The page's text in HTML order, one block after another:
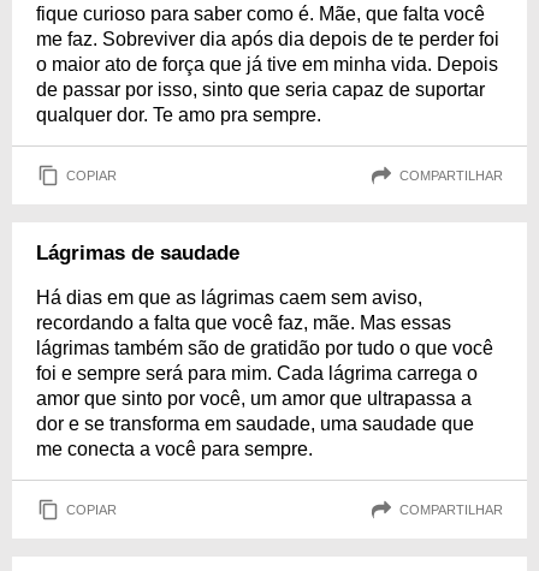
fique curioso para saber como é. Mãe, que falta você
me faz. Sobreviver dia após dia depois de te perder foi
o maior ato de força que já tive em minha vida. Depois
de passar por isso, sinto que seria capaz de suportar
qualquer dor. Te amo pra sempre.
COPIAR COMPARTILHAR
Lágrimas de saudade
Há dias em que as lágrimas caem sem aviso,
recordando a falta que você faz, mãe. Mas essas
lágrimas também são de gratidão por tudo o que você
foi e sempre será para mim. Cada lágrima carrega o
amor que sinto por você, um amor que ultrapassa a
dor e se transforma em saudade, uma saudade que
me conecta a você para sempre.
COPIAR COMPARTILHAR